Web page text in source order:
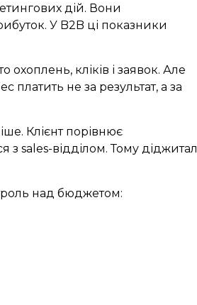
дій. Вони
У B2B ці показники
кліків і заявок. Але
платить не за результат, а за
Клієнт порівнює
з sales-відділом. Тому діджитал
над бюджетом: